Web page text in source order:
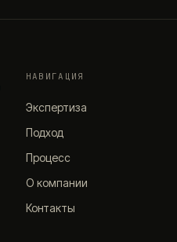
НАВИГАЦИЯ
Экспертиза
Подход
Процесс
О компании
Контакты